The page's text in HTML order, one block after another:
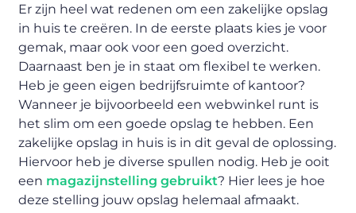
Er zijn heel wat redenen om een zakelijke opslag
in huis te creëren. In de eerste plaats kies je voor
gemak, maar ook voor een goed overzicht.
Daarnaast ben je in staat om flexibel te werken.
Heb je geen eigen bedrijfsruimte of kantoor?
Wanneer je bijvoorbeeld een webwinkel runt is
het slim om een goede opslag te hebben. Een
zakelijke opslag in huis is in dit geval de oplossing.
Hiervoor heb je diverse spullen nodig. Heb je ooit
een magazijnstelling gebruikt? Hier lees je hoe
deze stelling jouw opslag helemaal afmaakt.